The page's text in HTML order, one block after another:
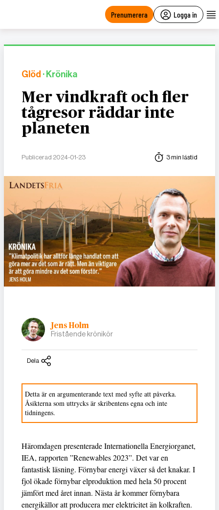
Prenumerera Logga in
Glöd · Krönika
Mer vindkraft och fler
tågresor räddar inte
planeten
Publicerad 2024-01-23 3 min lästid
Jens Holm
Fristående krönikör
Dela
Detta är en argumenterande text med syfte att påverka.
Åsikterna som uttrycks är skribentens egna och inte
tidningens.
Häromdagen presenterade Internationella Energiorganet,
IEA, rapporten ”Renewables 2023”. Det var en
fantastisk läsning. Förnybar energi växer så det knakar. I
fjol ökade förnybar elproduktion med hela 50 procent
jämfört med året innan. Nästa år kommer förnybara
energikällor att producera mer elektricitet än kolkraften.